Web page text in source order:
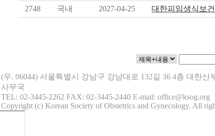
2748
국내 2027-04-25 대한피임생식보
(우. 06044) 서울특별시 강남구 강남대로 132길 36 4층 대한산
사무국
TEL: 02-3445-2262 FAX: 02-3445-2440 E-mail: office@ksog.org
Copyright (c) Korean Society of Obstetrics and Gynecology. All